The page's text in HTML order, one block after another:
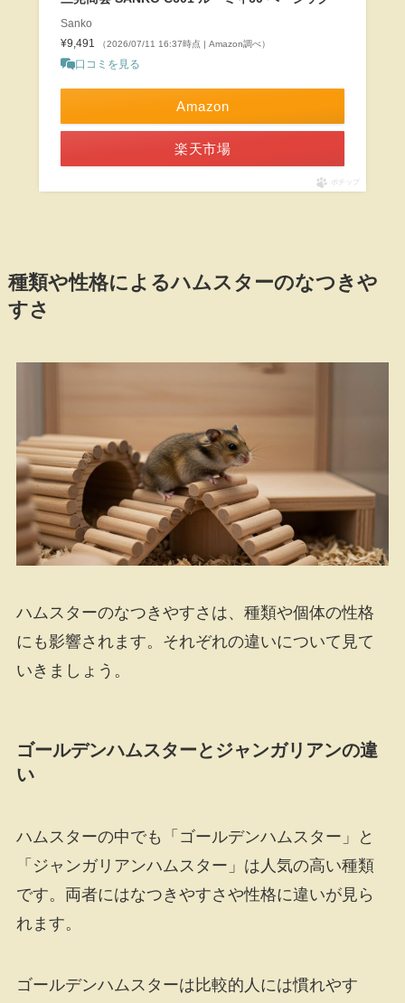
Sanko
¥9,491
（2026/07/11 16:37時点 | Amazon調べ）
口コミを見る
Amazon
楽天市場
ポチップ
種類や性格によるハムスターのなつきや
すさ
ハムスターのなつきやすさは、種類や個体の性格
にも影響されます。それぞれの違いについて見て
いきましょう。
ゴールデンハムスターとジャンガリアンの違
い
ハムスターの中でも「ゴールデンハムスター」と
「ジャンガリアンハムスター」は人気の高い種類
です。両者にはなつきやすさや性格に違いが見ら
れます。
ゴールデンハムスターは比較的人には慣れやす